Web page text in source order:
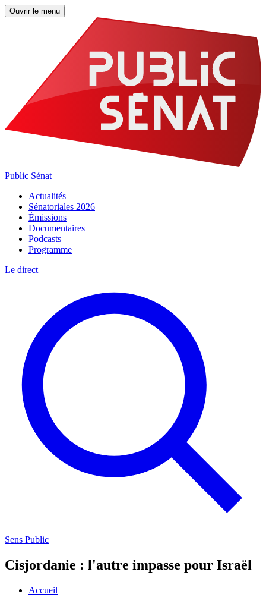
Ouvrir le menu
Public Sénat
Actualités
Sénatoriales 2026
Émissions
Documentaires
Podcasts
Programme
Le direct
Sens Public
Cisjordanie : l'autre impasse pour Israël
Accueil